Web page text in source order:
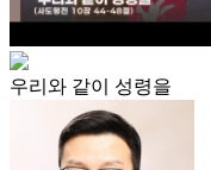
우리와 같이 성령을